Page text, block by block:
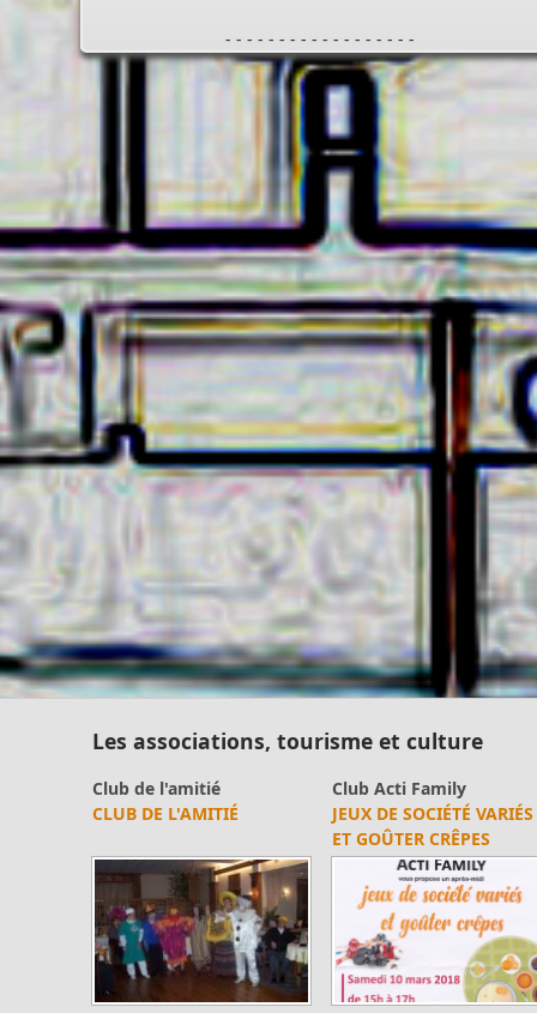
Vous trouverez les listes des assistants maternels
et MAM par commune sur le site :
rhin.fr/carte-assistants-maternels-bas-rhin/
Il est mis à jour tous les vendredis.
Le sitehttps://monenfant.fr/de la CAF présente les
disponibilités des assistants maternels.
- - - - - - - - - - - - - - - - - -
Permanence mairie
Le secrétariat est fermé le samedi matin.
Une permanence est assurée par le maire, sur
vous.
Les associations, tourisme et culture
Club Acti Family
JOURNÉE RALLYE
Club Acti Family
PHOTOS SOUVENIR DU 13
JANVIER 2018